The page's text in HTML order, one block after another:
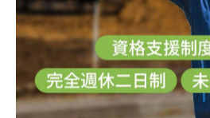
る人材を目指しましょう。
未経験から高収入を